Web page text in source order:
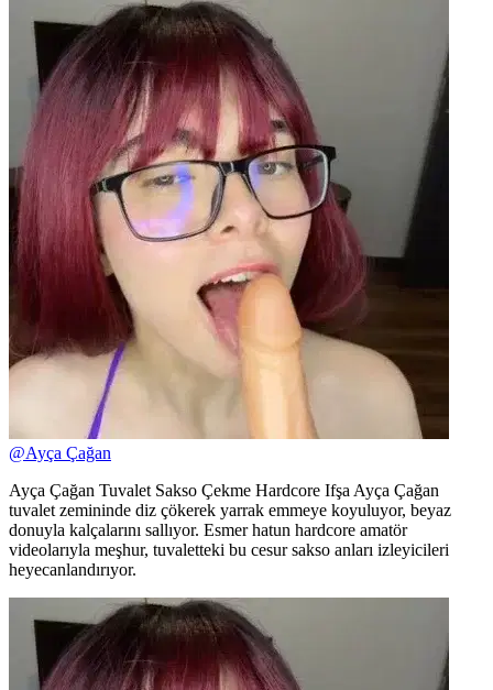
@Ayça Çağan
Ayça Çağan Tuvalet Sakso Çekme Hardcore Ifşa Ayça Çağan
tuvalet zemininde diz çökerek yarrak emmeye koyuluyor, beyaz
donuyla kalçalarını sallıyor. Esmer hatun hardcore amatör
videolarıyla meşhur, tuvaletteki bu cesur sakso anları izleyicileri
heyecanlandırıyor.